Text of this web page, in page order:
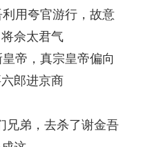
用夸官游行，故意
佘太君气
帝，真宗皇帝偏向
郎进京商
兄弟，去杀了谢金吾